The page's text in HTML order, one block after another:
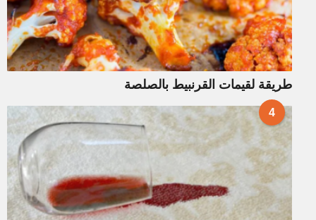
طريقة لقيمات القرنبيط بالصلصة
4